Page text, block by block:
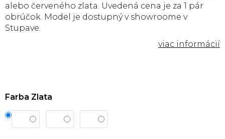
Farba Zlata
alebo červeného zlata. Uvedená cena je za 1 pár
obrúčok. Model je dostupný v showroome v
Stupave.